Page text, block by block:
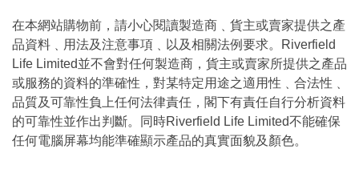
在本網站購物前，請小心閱讀製造商﹑貨主或賣家提供之產
品資料﹑用法及注意事項﹑以及相關法例要求。Riverfield
Life Limited並不會對任何製造商，貨主或賣家所提供之產品
或服務的資料的準確性，對某特定用途之適用性﹑合法性﹑
品質及可靠性負上任何法律責任，閣下有責任自行分析資料
的可靠性並作出判斷。同時Riverfield Life Limited不能確保
任何電腦屏幕均能準確顯示產品的真實面貌及顏色。